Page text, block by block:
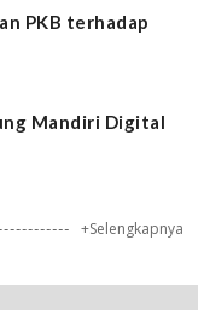
PKB terhadap
Mandiri Digital
+Selengkapnya